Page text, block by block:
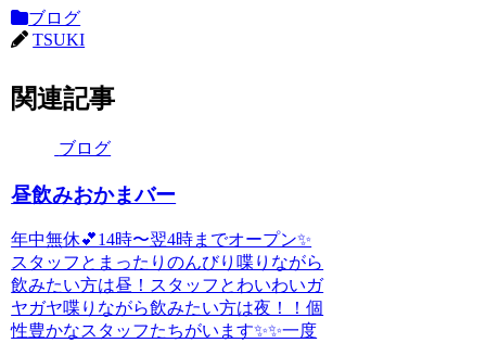
ブログ
TSUKI
関連記事
ブログ
昼飲みおかまバー
年中無休💕14時〜翌4時までオープン✨️
スタッフとまったりのんびり喋りながら
飲みたい方は昼！スタッフとわいわいガ
ヤガヤ喋りながら飲みたい方は夜！！個
性豊かなスタッフたちがいます✨️✨一度